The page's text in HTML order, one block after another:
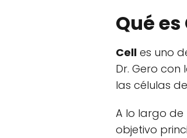
Qué
Cell es uno
Dr. Gero con
las células
A lo largo de
objetivo